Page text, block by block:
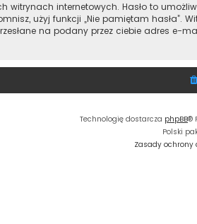
witrynach internetowych. Hasło to
użyj funkcji „Nie pamiętam hasła”.
na podany przez ciebie adres e-
Technologię dostarcza phpBB®
Polski
Zasady ochrony